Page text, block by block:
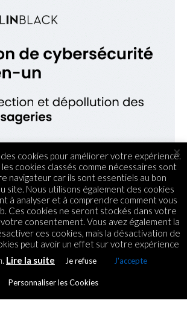
cookies pour améliorer votre expérience.
les cookies classés comme nécessaires sont
navigateur car ils sont essentiels au bon
site. Nous utilisons également des cookies
à analyser et à comprendre comment vous
Ces cookies ne seront stockés dans votre
consentement. Vous avez également la
ces cookies, mais la désactivation de
peut avoir un effet sur votre expérience
Lire la suite Je refuse J'accepte
Personnaliser les Cookies
×